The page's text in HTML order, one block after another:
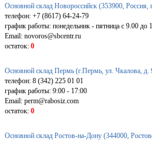
Основной склад Новороссийск (353900,
телефон: +7 (8617) 64-24-79
график работы: понедельник - пятница с 9.00 до
Email: novoros@sbcentr.ru
остаток: 0
Основной склад Пермь (г.Пермь, ул. Чкалова, д.
телефон: 8 (342) 225 01 01
график работы: 9:00 - 17:00
Email: perm@rabosiz.com
остаток: 0
Основной склад Ростов-на-Дону (344000,